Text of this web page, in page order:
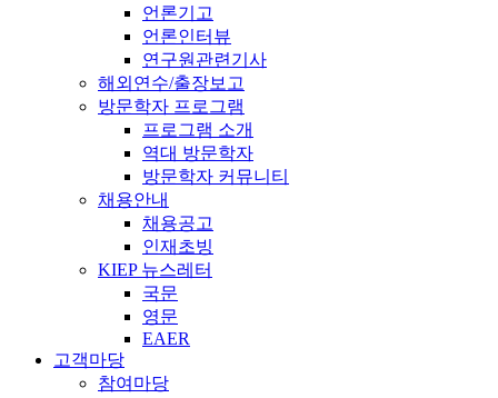
언론기고
언론인터뷰
연구원관련기사
해외연수/출장보고
방문학자 프로그램
프로그램 소개
역대 방문학자
방문학자 커뮤니티
채용안내
채용공고
인재초빙
KIEP 뉴스레터
국문
영문
EAER
고객마당
참여마당